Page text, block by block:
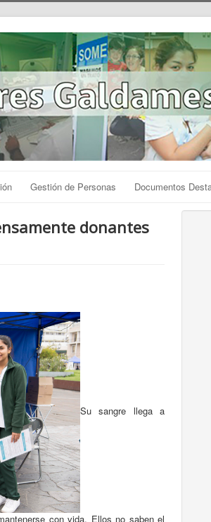
Gestión de Personas Documentos
donantes
Su sangre llega a
con vida. Ellos no saben el